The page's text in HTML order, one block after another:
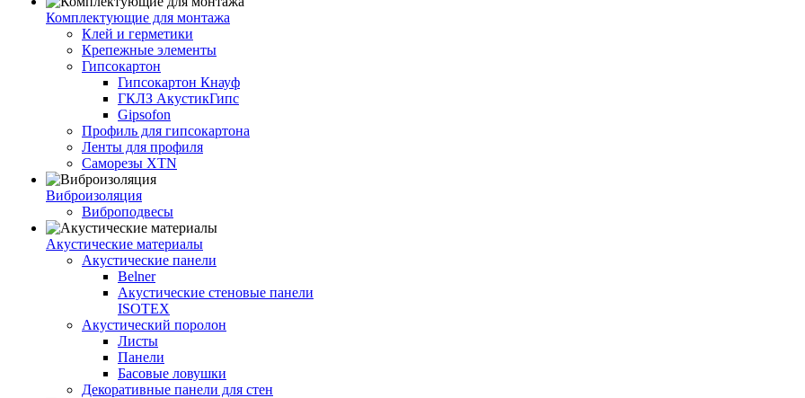
Комплектующие для монтажа
Клей и герметики
Крепежные элементы
Гипсокартон
Гипсокартон Кнауф
ГКЛЗ АкустикГипс
Gipsofon
Профиль для гипсокартона
Ленты для профиля
Саморезы XTN
Виброизоляция
Виброподвесы
Акустические материалы
Акустические панели
Belner
Акустические стеновые панели
ISOTEX
Акустический поролон
Листы
Панели
Басовые ловушки
Декоративные панели для стен